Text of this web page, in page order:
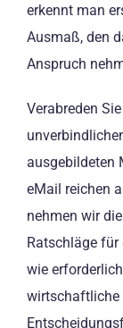
erkennt man
Ausmaß, den
Anspruch
Verabreden
ausgebildeten
eMail reichen
nehmen wir
Ratschläge für
wie
wirtschaftliche